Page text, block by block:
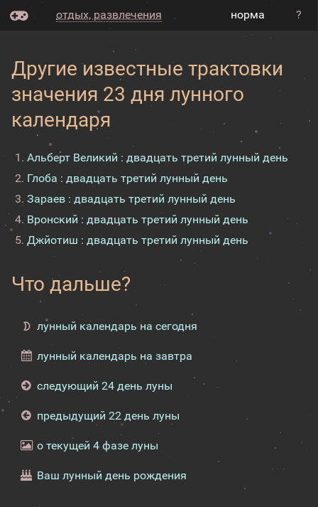
отдых, развлечения норма ?
Другие известные трактовки
значения 23 дня лунного
календаря
Альберт Великий : двадцать третий лунный день
Глоба : двадцать третий лунный день
Зараев : двадцать третий лунный день
Вронский : двадцать третий лунный день
Джйотиш : двадцать третий лунный день
Что дальше?
лунный календарь на сегодня
лунный календарь на завтра
следующий 24 день луны
предыдущий 22 день луны
о текущей 4 фазе луны
Ваш лунный день рождения